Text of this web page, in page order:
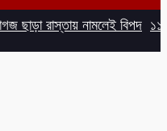
ছাড়া রাস্তায় নামলেই বিপদ ১১